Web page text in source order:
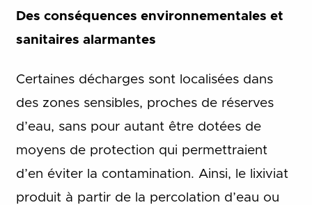
Des conséquences environnementales et
sanitaires alarmantes
Certaines décharges sont localisées dans
des zones sensibles, proches de réserves
d’eau, sans pour autant être dotées de
moyens de protection qui permettraient
d’en éviter la contamination. Ainsi, le lixiviat
produit à partir de la percolation d’eau ou